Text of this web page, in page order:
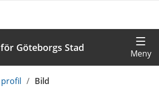
Göteborgs Stad
/ Bild